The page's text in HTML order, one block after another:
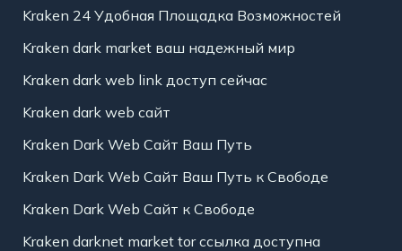
Kraken 24 Удобная Площадка Возможностей
Kraken dark market ваш надежный мир
Kraken dark web link доступ сейчас
Kraken dark web сайт
Kraken Dark Web Сайт Ваш Путь
Kraken Dark Web Сайт Ваш Путь к Свободе
Kraken Dark Web Сайт к Свободе
Kraken darknet market tor ссылка доступна